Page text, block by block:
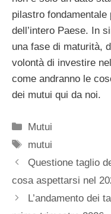
pilastro
dell’intero Paese. In
una fase di maturità,
volontà di investire
come andranno le
dei mutui qui da noi.
Categorie
Mutui
Tag
mutui
Questione taglio
cosa aspettarsi nel
L’andamento dei